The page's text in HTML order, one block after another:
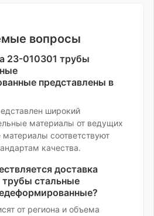
вопросы
23-010301 трубы
представлены в
широкий
материалы от ведущих
материалы соответствуют
качества.
доставка
трубы стальные
?
от региона и объема